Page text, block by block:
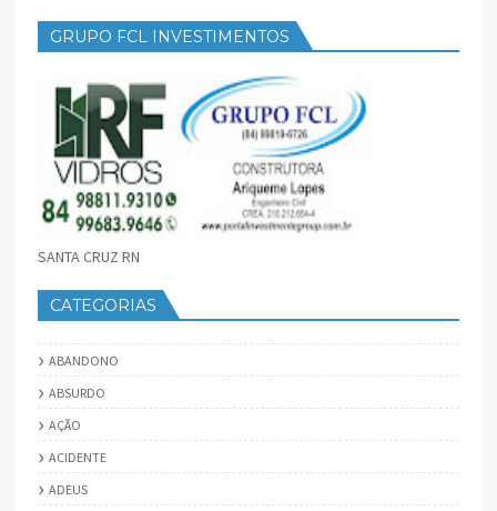
GRUPO FCL INVESTIMENTOS
SANTA CRUZ RN
CATEGORIAS
ABANDONO
ABSURDO
AÇÃO
ACIDENTE
ADEUS